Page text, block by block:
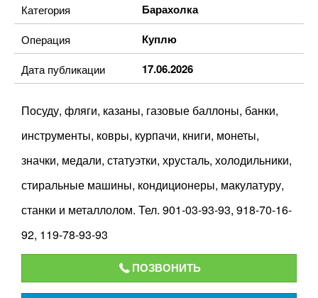
Категория Барахолка
Операция Куплю
Дата публикации 17.06.2026
Посуду, фляги, казаны, газовые баллоны, банки,
инструменты, ковры, курпачи, книги, монеты,
значки, медали, статуэтки, хрусталь, холодильники,
стиральные машины, кондиционеры, макулатуру,
станки и металлолом. Тел. 901-03-93-93, 918-70-16-
92, 119-78-93-93
ПОЗВОНИТЬ